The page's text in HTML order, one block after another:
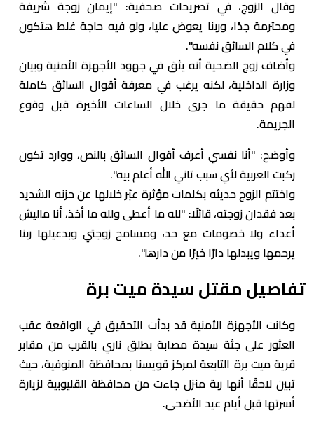
وقال الزوج، في تصريحات صحفية: "إيمان زوجة شريفة
ومحترمة جدًا، وربنا يعوض عليا، ولو فيه حاجة غلط هتكون
في كلام السائق نفسه".
وأضاف زوج الضحية أنه يثق في جهود الأجهزة الأمنية وبيان
وزارة الداخلية، لكنه يرغب في معرفة أقوال السائق كاملة
لفهم حقيقة ما جرى خلال الساعات الأخيرة قبل وقوع
الجريمة.
وأوضح: "أنا نفسي أعرف أقوال السائق بالنص، ووارد تكون
ركبت العربية لأي سبب تاني الله أعلم بيه".
واختتم الزوج حديثه بكلمات مؤثرة عبّر خلالها عن حزنه الشديد
بعد فقدان زوجته، قائلًا: "لله ما أعطى ولله ما أخذ، أنا ماليش
أعداء ولا خصومات مع حد، ومسامح زوجتي وبدعيلها ربنا
يرحمها ويبدلها دارًا خيرًا من دارها".
تفاصيل مقتل سيدة ميت برة
وكانت الأجهزة الأمنية قد بدأت التحقيق في الواقعة عقب
العثور على جثة سيدة مصابة بطلق ناري بالقرب من مقابر
قرية ميت برة التابعة لمركز قويسنا بمحافظة المنوفية، حيث
تبين لاحقًا أنها ربة منزل جاءت من محافظة القليوبية لزيارة
أسرتها قبل أيام عيد الأضحى.